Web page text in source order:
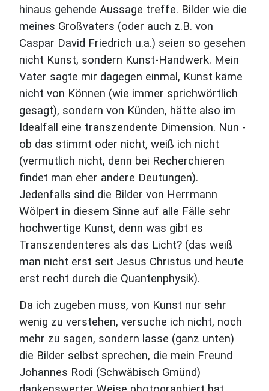
hinaus gehende Aussage treffe. Bilder wie die
meines Großvaters (oder auch z.B. von
Caspar David Friedrich u.a.) seien so gesehen
nicht Kunst, sondern Kunst-Handwerk. Mein
Vater sagte mir dagegen einmal, Kunst käme
nicht von Können (wie immer sprichwörtlich
gesagt), sondern von Künden, hätte also im
Idealfall eine transzendente Dimension. Nun -
ob das stimmt oder nicht, weiß ich nicht
(vermutlich nicht, denn bei Recherchieren
findet man eher andere Deutungen).
Jedenfalls sind die Bilder von Herrmann
Wölpert in diesem Sinne auf alle Fälle sehr
hochwertige Kunst, denn was gibt es
Transzendenteres als das Licht? (das weiß
man nicht erst seit Jesus Christus und heute
erst recht durch die Quantenphysik).
Da ich zugeben muss, von Kunst nur sehr
wenig zu verstehen, versuche ich nicht, noch
mehr zu sagen, sondern lasse (ganz unten)
die Bilder selbst sprechen, die mein Freund
Johannes Rodi (Schwäbisch Gmünd)